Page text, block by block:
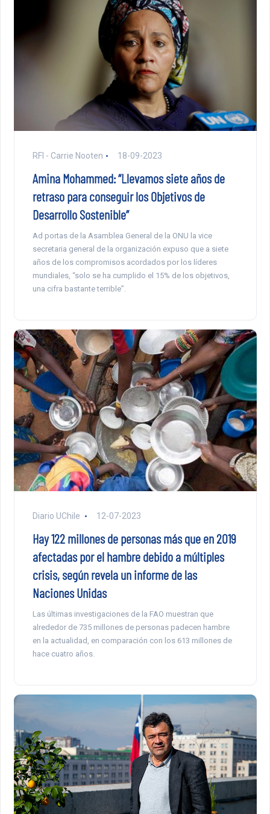
RFI - Carrie Nooten 18-09-2023
Amina Mohammed: “Llevamos siete años de
retraso para conseguir los Objetivos de
Desarrollo Sostenible”
Ad portas de la Asamblea General de la ONU la vice
secretaria general de la organización expuso que a siete
años de los compromisos acordados por los líderes
mundiales, “solo se ha cumplido el 15% de los objetivos,
una cifra bastante terrible”.
Diario UChile 12-07-2023
Hay 122 millones de personas más que en 2019
afectadas por el hambre debido a múltiples
crisis, según revela un informe de las
Naciones Unidas
Las últimas investigaciones de la FAO muestran que
alrededor de 735 millones de personas padecen hambre
en la actualidad, en comparación con los 613 millones de
hace cuatro años.